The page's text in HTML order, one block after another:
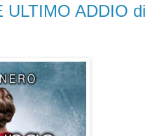
ULTIMO ADDIO di